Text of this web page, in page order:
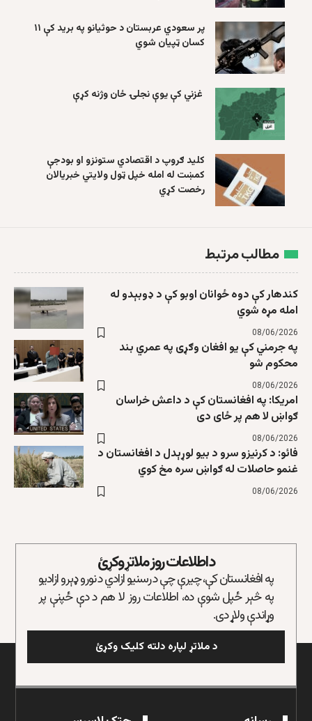
پر سعودي عربستان د حوثیانو په برید کې ۱۱
کسان ټپیان شوي
غزني کې یوې نجلۍ ځان وژنه کړې
کلید ګروپ د اقتصادي ستونزو او بودجې
کمښت له امله خپل ټول ولایتي خبریالان
رخصت کړي
مطالب مرتبط
کندهار کې دوه ځوانان اوبو کې د ډوبېدو له
امله مړه شوي
08/06/2026
په جرمني کې یو افغان وګړی په عمري بند
محکوم شو
08/06/2026
امریکا: په افغانستان کې د داعش خراسان
ګواښ لا هم پر ځای دی
08/06/2026
فائو: د کرنیزو سرو د بیو لوړېدل د افغانستان د
غنمو حاصلات له ګواښ سره مخ کوي
08/06/2026
د اطلاعات روز ملاتړ وکړئ
په افغانستان کې، چیرې چې د رسنیو ازادي د نورو ډېرو ازادیو
په څېر ځپل شوې ده، اطلاعات روز لا هم د دې ځپنې پر
وړاندې ولاړ دی.
د ملاتړ لپاره دلته کلیک وکړئ